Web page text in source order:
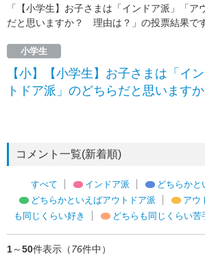
「【小学生】お子さまは「インドア派」「ア
だと思いますか？ 理由は？」の投票結果です
小学生
【小】【小学生】お子さまは「イ
トドア派」のどちらだと思います
コメント一覧(新着順)
すべて インドア派
どちらかと
どちらかといえばアウトドア派
アウ
も同じくらい好き
どちらも同じくらい苦
1～50件表示（76件中）